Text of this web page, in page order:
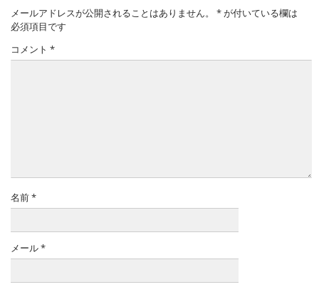
メールアドレスが公開されることはありません。 *が付いている欄は
必須項目です
コメント *
名前*
メール*